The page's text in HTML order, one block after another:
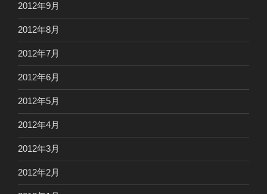
2012年9月
2012年8月
2012年7月
2012年6月
2012年5月
2012年4月
2012年3月
2012年2月